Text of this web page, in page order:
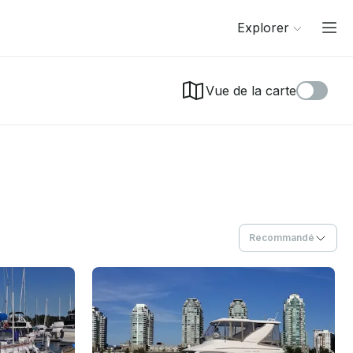
Explorer
Vue de la carte
Recommandé